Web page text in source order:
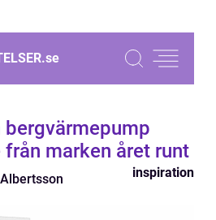
se
bergvärmepump
marken året runt
inspiration